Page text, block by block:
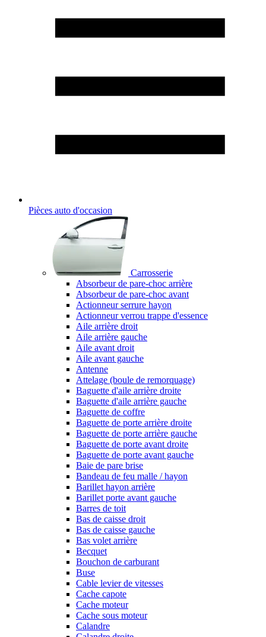
Pièces auto d'occasion
Carrosserie
Absorbeur de pare-choc arrière
Absorbeur de pare-choc avant
Actionneur serrure hayon
Actionneur verrou trappe d'essence
Aile arrière droit
Aile arrière gauche
Aile avant droit
Aile avant gauche
Antenne
Attelage (boule de remorquage)
Baguette d'aile arrière droite
Baguette d'aile arrière gauche
Baguette de coffre
Baguette de porte arrière droite
Baguette de porte arrière gauche
Baguette de porte avant droite
Baguette de porte avant gauche
Baie de pare brise
Bandeau de feu malle / hayon
Barillet hayon arrière
Barillet porte avant gauche
Barres de toit
Bas de caisse droit
Bas de caisse gauche
Bas volet arrière
Becquet
Bouchon de carburant
Buse
Cable levier de vitesses
Cache capote
Cache moteur
Cache sous moteur
Calandre